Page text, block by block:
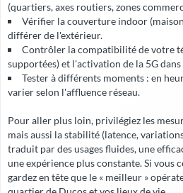
(quartiers, axes routiers, zones
Vérifier lacouverture indoor
différer de l'extérieur.
Contrôler la compatibilité de votre
supportées) et l'activation de la 5G dans
Tester à différents moments : en
varier selon l'affluence réseau.
Pour aller plus loin, privilégiez les
mais aussi la stabilité (latence,
traduit par des usages fluides, une
une expérience plus constante. Si vous
gardez en tête que le « meilleur »